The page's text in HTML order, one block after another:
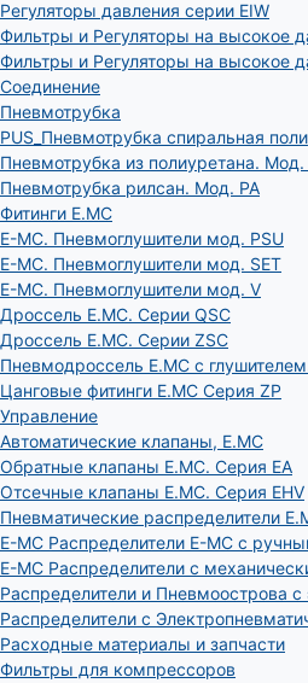
Регуляторы давления серии EIW
Фильтры и Регуляторы на высокое
Фильтры и Регуляторы на высокое
Соединение
Пневмотрубка
PUS_Пневмотрубка спиральная
Пневмотрубка из полиуретана. Мод.
Пневмотрубка рилсан. Мод. PA
Фитинги E.MC
E-MC. Пневмоглушители мод. PSU
E-MC. Пневмоглушители мод. SET
E-MC. Пневмоглушители мод. V
Дроссель E.MC. Серии QSC
Дроссель E.MC. Серии ZSC
Пневмодроссель E.MC с
Цанговые фитинги E.MC Серия ZP
Управление
Автоматические клапаны, Е.МС
Обратные клапаны E.MC. Серия EA
Отсечные клапаны E.MC. Серия EHV
Пневматические распределители
E-MC Распределители E-MC с
E-MC Распределители с
Распределители и Пневмоострова
Распределители с
Расходные материалы и запчасти
Фильтры для компрессоров